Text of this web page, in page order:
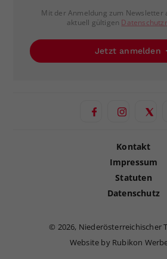
Mit der Anmeldung zum Newsletter
aktuell gültigen
Jetzt anmelden
Kontakt
Impressum
Statuten
Datenschutz
© 2026, Niederösterreichischer
Website by Rubikon